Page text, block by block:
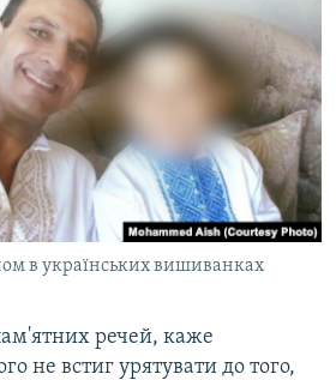
в українських вишиванках
речей, каже
не встиг урятувати до того,